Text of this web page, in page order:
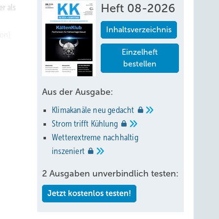
als
Heft 08-2026
Inhaltsverzeichnis
Einzelheft
bestellen
Aus der Ausgabe:
Klimakanäle neugedacht
Strom trifft Kühlung
Wetterextreme nachhaltig
inszeniert
2 Ausgaben unverbindlich testen:
Jetzt kostenlos testen!